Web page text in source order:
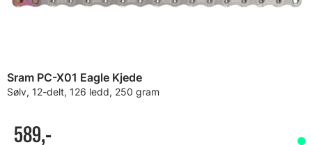
Sram PC-X01 Eagle Kjede
Sølv, 12-delt, 126 ledd, 250 gram
589,-